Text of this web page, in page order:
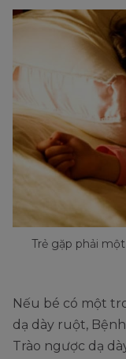
Trẻ gặp phải
Nếu bé có một
dạ dày ruột,
Trào ngược dạ